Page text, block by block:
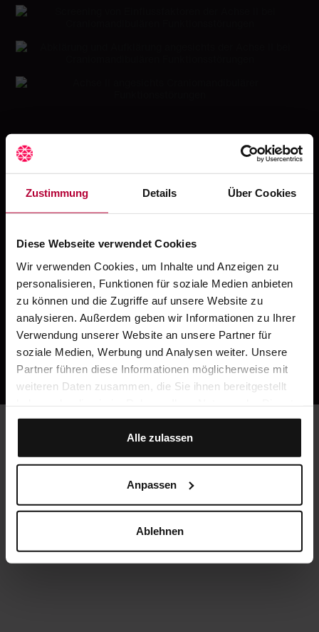
Zustimmung Details Über Cookies
Diese Webseite verwendet Cookies
Wir verwenden Cookies, um Inhalte und Anzeigen zu
personalisieren, Funktionen für soziale Medien anbieten
zu können und die Zugriffe auf unsere Website zu
analysieren. Außerdem geben wir Informationen zu Ihrer
Verwendung unserer Website an unsere Partner für
soziale Medien, Werbung und Analysen weiter. Unsere
Partner führen diese Informationen möglicherweise mit
weiteren Daten zusammen, die Sie ihnen bereitgestellt
gesammelt haben.
Alle zulassen
Anpassen
Ablehnen
Hier finden Sie die passende Fortbildung
Anamnese
Craniomandibuläre
Dysfunktion (CMD)
Psychosomatik
Bruxismus
...finden Sie so nur hier!